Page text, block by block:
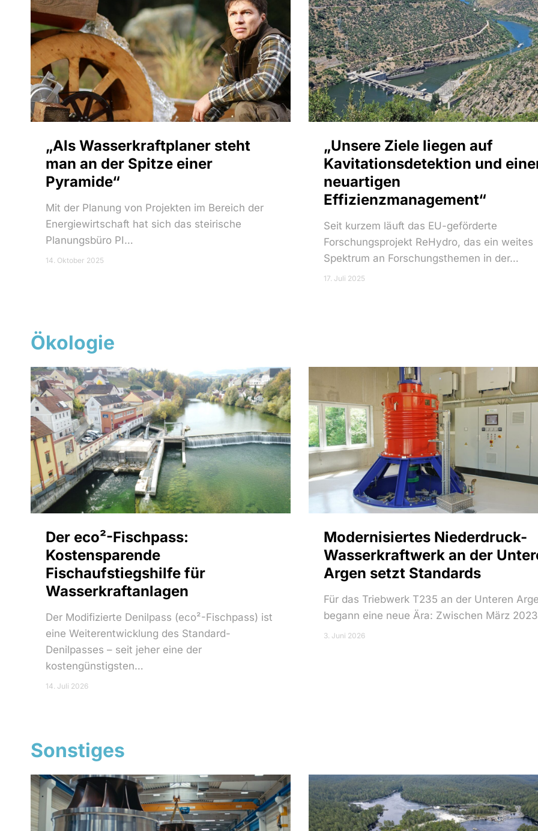
„Als Wasserkraftplaner steht
man an der Spitze einer
Pyramide“
Mit der Planung von Projekten im Bereich der
Energiewirtschaft hat sich das steirische
Planungsbüro PI…
14. Oktober 2025
„Unsere Ziele liegen auf
Kavitationsdetektion und
neuartigen
Effizienzmanagement“
Seit kurzem läuft das EU-geförderte
Forschungsprojekt ReHydro, das ein weites
Spektrum an Forschungsthemen in der…
17. Juli 2025
Ökologie
Der eco²-Fischpass:
Kostensparende
Fischaufstiegshilfe für
Wasserkraftanlagen
Der Modifizierte Denilpass (eco²-Fischpass) ist
eine Weiterentwicklung des Standard-
Denilpasses – seit jeher eine der
kostengünstigsten…
14. Juli 2026
Modernisiertes Niederdruck-
Wasserkraftwerk an der
Argen setzt Standards
Für das Triebwerk T235 an der Unteren
begann eine neue Ära: Zwischen März
3. Juni 2026
Sonstiges